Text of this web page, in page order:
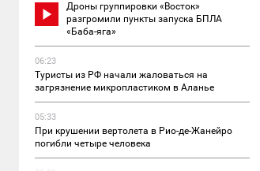
Дроны группировки «Восток»
разгромили пункты запуска БПЛА
«Баба-яга»
06:23
Туристы из РФ начали жаловаться на
загрязнение микропластиком в Аланье
05:33
При крушении вертолета в Рио-де-Жанейро
погибли четыре человека